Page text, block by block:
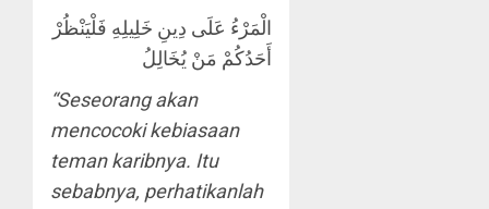
الْمَرْءُ عَلَى دِينِ خَلِيلِهِ فَلْيَنْظُرْ
أَحَدُكُمْ مَنْ يُخَالِلُ
“Seseorang akan
mencocoki kebiasaan
teman karibnya. Itu
sebabnya, perhatikanlah